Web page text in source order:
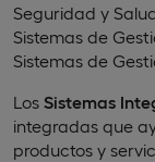
Seguridad y
Sistemas de
Sistemas de
Los Sistemas
integradas que
productos y